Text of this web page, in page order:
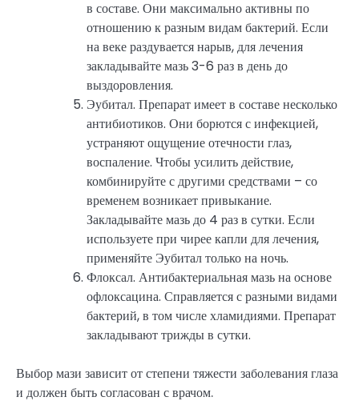
в составе. Они максимально активны по
отношению к разным видам бактерий. Если
на веке раздувается нарыв, для лечения
закладывайте мазь 3-6 раз в день до
выздоровления.
Эубитал. Препарат имеет в составе несколько
антибиотиков. Они борются с инфекцией,
устраняют ощущение отечности глаз,
воспаление. Чтобы усилить действие,
комбинируйте с другими средствами – со
временем возникает привыкание.
Закладывайте мазь до 4 раз в сутки. Если
используете при чирее капли для лечения,
применяйте Эубитал только на ночь.
Флоксал. Антибактериальная мазь на основе
офлоксацина. Справляется с разными видами
бактерий, в том числе хламидиями. Препарат
закладывают трижды в сутки.
Выбор мази зависит от степени тяжести заболевания глаза
и должен быть согласован с врачом.